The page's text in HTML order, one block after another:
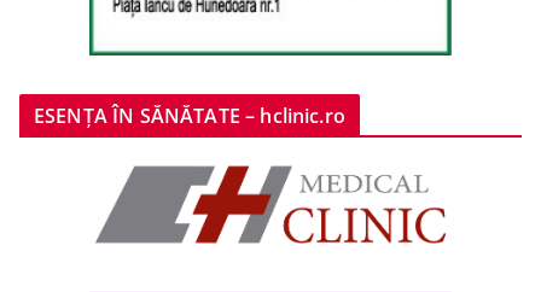
ESENȚA ÎN SĂNĂTATE – hclinic.ro